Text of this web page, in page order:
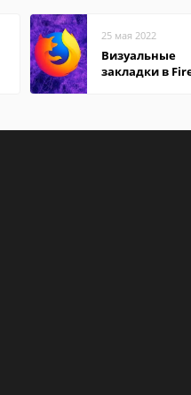
25 мая 2022
Визуальные
закладки в